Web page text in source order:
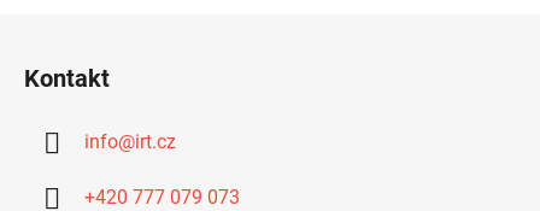
Kontakt
info@irt.cz
+420 777 079 073